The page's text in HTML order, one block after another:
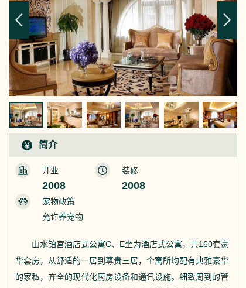
简介
开业
2008
装修
2008
宠物政策
允许养宠物
山水铂宫酒店式公寓C、E坐为酒店式公寓，共160套豪
华套房，从舒适的一居到尊贵三居，个寓所均配有典雅豪华
的家私，齐全的现代化厨房设备和通讯设施。细致周到的管